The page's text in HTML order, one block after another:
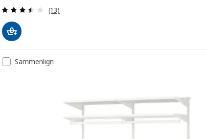
Anmeld: 3.5 ud af 5 Stjerner. Anmeldelser i alt:
(13)
Sammenlign